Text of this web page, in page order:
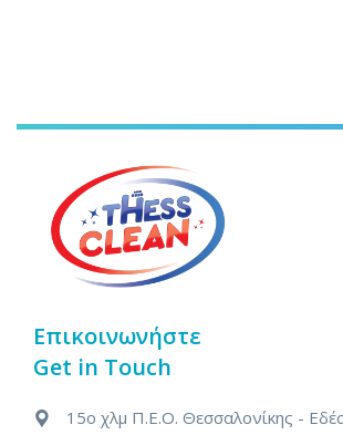
Επικοινωνήστε
Get in Touch
15ο χλμ Π.Ε.Ο. Θεσσαλονίκης -